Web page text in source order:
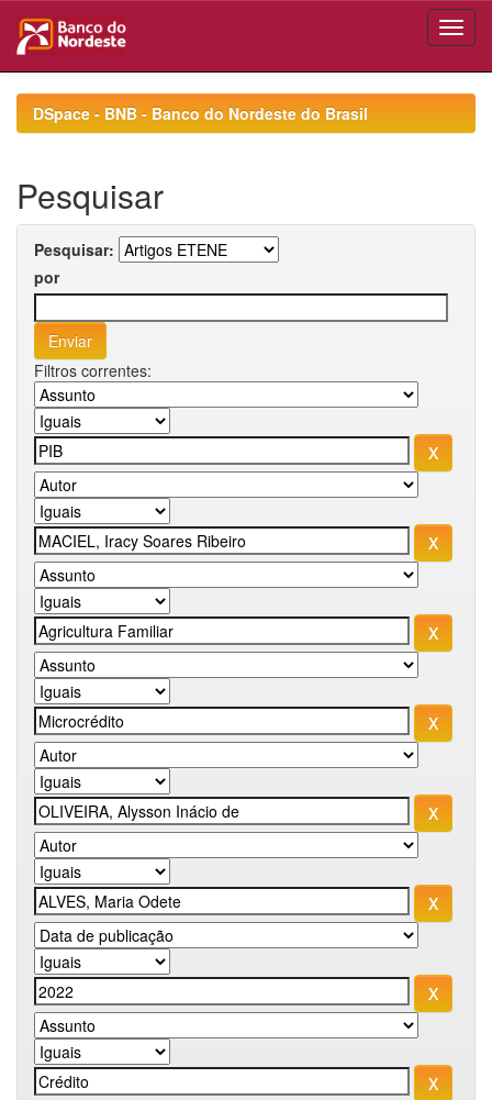
navigationDSpace - BNB - Banco do Nordeste do Brasil
Pesquisar
Pesquisar:
por
Filtros correntes: